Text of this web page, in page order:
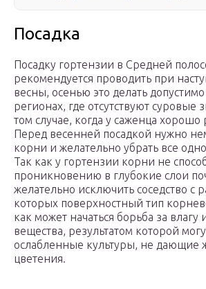
Посадка
Посадку гортензии в Средней
рекомендуется проводить при
весны, осенью это делать
регионах, где отсутствуют суровые
том случае, когда у саженца
Перед весенней посадкой нужно
корни и желательно убрать все
Так как у гортензии корни не
проникновению в глубокие слои
желательно исключить соседство с
которых поверхностный тип
как может начаться борьба за влагу
вещества, результатом которой
ослабленные культуры, не дающие
цветения.